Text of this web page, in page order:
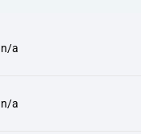
n/a
n/a